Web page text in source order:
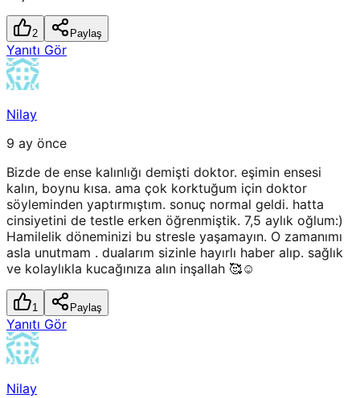
2 Paylaş
Yanıtı Gör
Nilay
9 ay önce
Bizde de ense kalınlığı demişti doktor. eşimin ensesi
kalın, boynu kısa. ama çok korktuğum için doktor
söyleminden yaptırmıştım. sonuç normal geldi. hatta
cinsiyetini de testle erken öğrenmiştik. 7,5 aylık oğlum:)
Hamilelik döneminizi bu stresle yaşamayın. O zamanımı
asla unutmam . dualarım sizinle hayırlı haber alıp. sağlık
ve kolaylıkla kucağınıza alın inşallah 🥰☺️
1 Paylaş
Yanıtı Gör
Nilay